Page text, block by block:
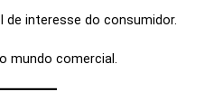
de interesse do consumidor.
mundo comercial.